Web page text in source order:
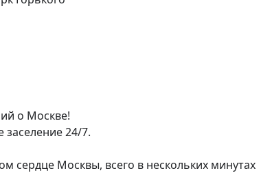
о Москве!
24/7.
сердце Москвы, всего в нескольких минутах